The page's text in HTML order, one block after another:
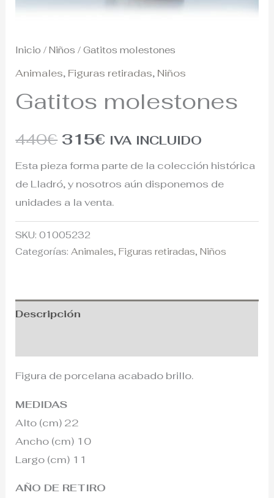
Inicio /Niños / Gatitos molestones
Animales, Figuras retiradas, Niños
Gatitos molestones
440€ 315€ IVA INCLUIDO
Esta pieza forma parte de la colección histórica
de Lladró, y nosotros aún disponemos de
unidades a la venta.
SKU:01005232
Categorías: Animales,Figuras retiradas,Niños
Descripción
Figura de porcelana acabado brillo.
MEDIDAS
Alto (cm) 22
Ancho (cm) 10
Largo (cm) 11
AÑO DE RETIRO